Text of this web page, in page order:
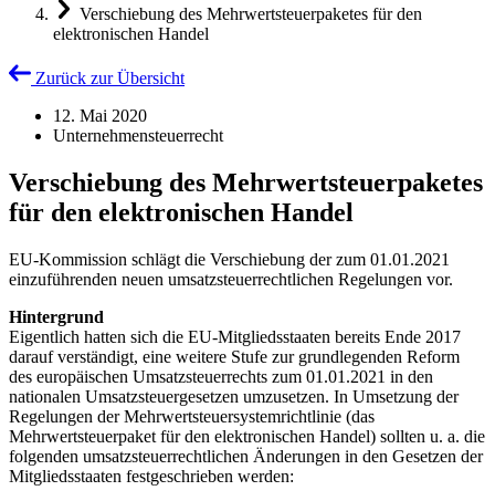
Verschiebung des Mehrwertsteuerpaketes für den
elektronischen Handel
Zurück zur Übersicht
12. Mai 2020
Unternehmensteuerrecht
Verschiebung des Mehrwertsteuerpaketes
für den elektronischen Handel
EU-Kommission schlägt die Verschiebung der zum 01.01.2021
einzuführenden neuen umsatzsteuerrechtlichen Regelungen vor.
Hintergrund
Eigentlich hatten sich die EU-Mitgliedsstaaten bereits Ende 2017
darauf verständigt, eine weitere Stufe zur grundlegenden Reform
des europäischen Umsatzsteuerrechts zum 01.01.2021 in den
nationalen Umsatzsteuergesetzen umzusetzen. In Umsetzung der
Regelungen der Mehrwertsteuersystemrichtlinie (das
Mehrwertsteuerpaket für den elektronischen Handel) sollten u. a. die
folgenden umsatzsteuerrechtlichen Änderungen in den Gesetzen der
Mitgliedsstaaten festgeschrieben werden: